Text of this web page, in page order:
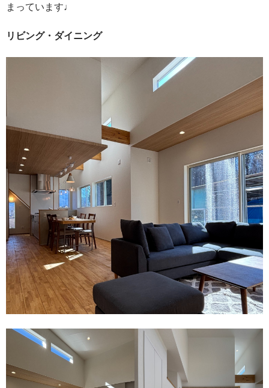
まっています♩
リビング・ダイニング